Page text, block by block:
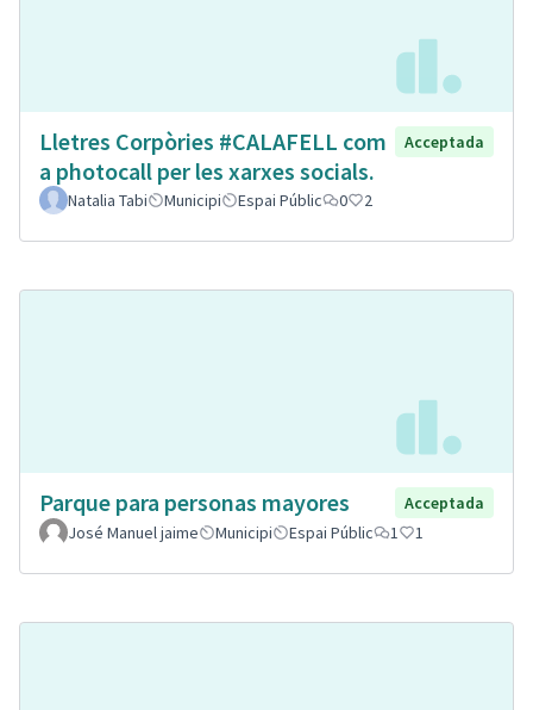
Lletres Corpòries #CALAFELL com
a photocall per les xarxes socials.
Acceptada
Natalia Tabi Municipi Espai Públic 0 2
Parque para personas mayores
Acceptada
José Manuel jaime
Municipi Espai Públic 1 1